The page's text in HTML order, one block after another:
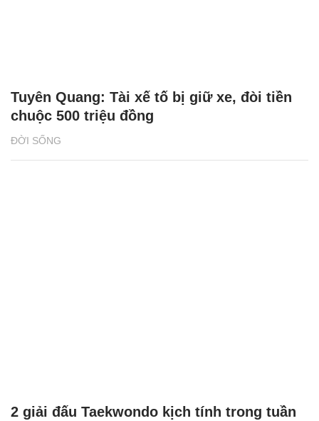
ĐỜI SỐNG
Tuyên Quang: Tài xế tố bị giữ xe, đòi tiền
chuộc 500 triệu đồng
2 giải đấu Taekwondo kịch tính trong tuần